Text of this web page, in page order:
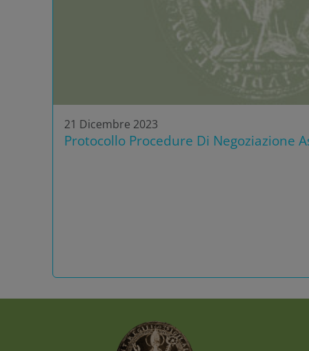
21 Dicembre 2023
Protocollo Procedure Di Negoziazione